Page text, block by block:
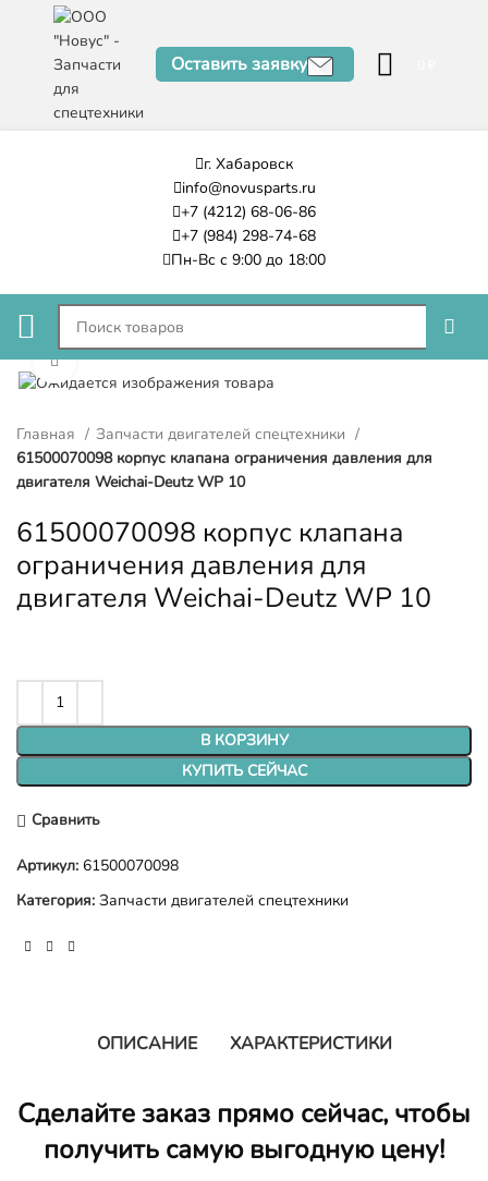
Оставить заявку
г. Хабаровск
info@novusparts.ru
+7 (4212) 68-06-86
+7 (984) 298-74-68
Пн-Вс с 9:00 до 18:00
Нажмите, чтобы увеличить
Главная
Запчасти двигателей спецтехники
61500070098 корпус клапана ограничения давления для
двигателя Weichai-Deutz WP 10
61500070098 корпус клапана
ограничения давления для
двигателя Weichai-Deutz WP 10
В КОРЗИНУ
КУПИТЬ СЕЙЧАС
Сравнить
Артикул: 61500070098
Категория: Запчасти двигателей спецтехники
ОПИСАНИЕ ХАРАКТЕРИСТИКИ
Сделайте заказ прямо сейчас, чтобы
получить самую выгодную цену!